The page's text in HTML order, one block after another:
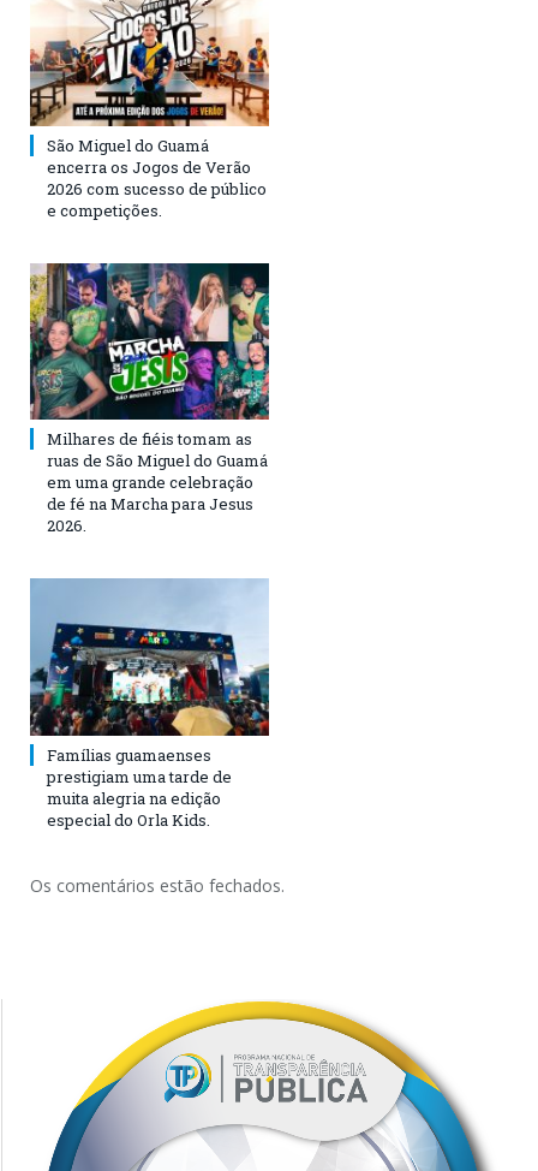
São Miguel do Guamá
encerra os Jogos de Verão
2026 com sucesso de público
e competições.
Milhares de fiéis tomam as
ruas de São Miguel do Guamá
em uma grande celebração
de fé na Marcha para Jesus
2026.
Famílias guamaenses
prestigiam uma tarde de
muita alegria na edição
especial do Orla Kids.
Os comentários estão fechados.